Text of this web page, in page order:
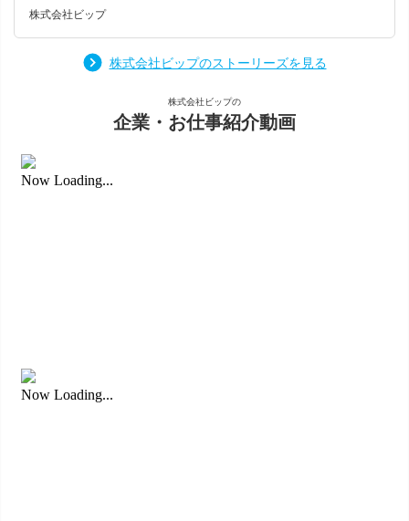
軽にお越しください。 https://tenshoku.mynavi.jp/fw/kw%E
間のお付き合いでしたがぜひ一緒にみんなで関西旅行行いた
いですね✈ だーやま改め山田さんとは沢山アドバイス頂いた
り、助けてくれたり本当に心強かったです お２人とも東京で
潟県内でじぶんの希望の勤務地で働けます!！ 10/12 マイナ
ビ転職フェアin朱鷺メッセに参戦します 当日４０番ブースで
ta/20241012A/?gad_source=1&gclid=Cj0KCQjwjY64BhCaAR
IsAIfc7YamlhoonxBcF5fuIx7t9o2v4H4gVf_osnfgaHric5BlPukf
株式会社ビップ
株式会社ビップのストーリーズを見る
株式会社ビップの
企業・お仕事紹介動画